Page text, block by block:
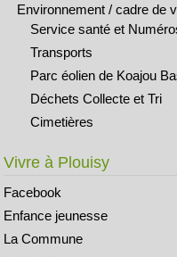
Environnement / cadre de
Service santé et
Transports
Parc éolien de Koajou
Déchets Collecte et Tri
Cimetières
Vivre à Plouisy
Facebook
Enfance jeunesse
La Commune